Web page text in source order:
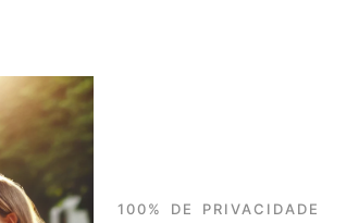
100% DE PRIVACIDADE